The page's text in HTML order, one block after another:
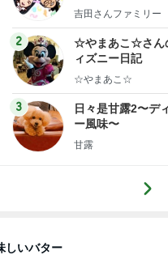
y Ameba 吉田さ
ログ
吉田さんファミリー
2
☆やまあこ☆さん
ィズニー日記
☆やまあこ☆
3
日々是甘露2〜デ
ー風味〜
甘露
しいバター